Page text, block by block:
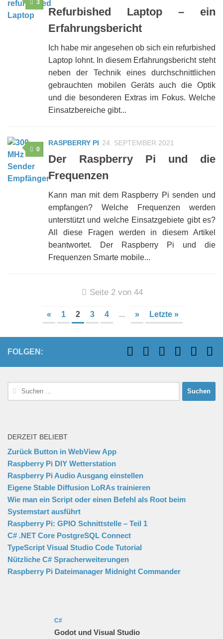
3
Refurbished Laptop – ein
Erfahrungsbericht
Ich habe mir angesehen ob sich ein refurbished
Laptop lohnt. In diesem Erfahrungsbericht steht
neben der Technik eines durchschnittlichen
gebrauchten mobilen Geräts auch die Optik
und die besonderen Extras im Fokus. Welche
Einsatzbereiche gibt...
0
RASPBERRY PI 24. SEPTEMBER 2021
Der Raspberry Pi und die
Frequenzen
Kann man mit dem Raspberry Pi senden und
empfangen? Welche Frequenzen werden
unterstützt und welche Einsatzgebiete gibt es?
All diese Fragen werden in diesem Artikel
beantwortet. Der Raspberry Pi und die
Frequenzen Smarte mobile...
Seite 2 von 44
« 1 2 3 4 ... » Letzte »
FOLGEN:
Suchen
nach:
DERZEIT BELIEBT
Zurück Button in WebView App
Raspberry Pi DIY Wetterstation
Raspberry Pi Audio Ausgang einstellen
Eigene Stable Diffusion LoRAs trainieren
Wie man ein Script oder einen Befehl als Root beim
Systemstart ausführt
Raspberry Pi: GPIO Schnittstelle – Teil 1
C# .NET Core PostgreSQL Connect
TypeScript Visual Studio Code Tutorial
Nützliche C# Spracherweiterungen
Raspberry Pi Dateimanager Midnight Commander
C#
Godot und Visual Studio